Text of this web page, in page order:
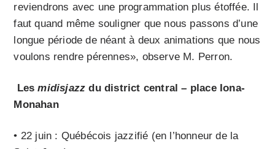
reviendrons avec une programmation plus étoffée. Il
faut quand même souligner que nous passons d’une
longue période de néant à deux animations que nous
voulons rendre pérennes», observe M. Perron.
Lesmidisjazz du district central – place Iona-
Monahan
• 22 juin : Québécois jazzifié (en l’honneur de la